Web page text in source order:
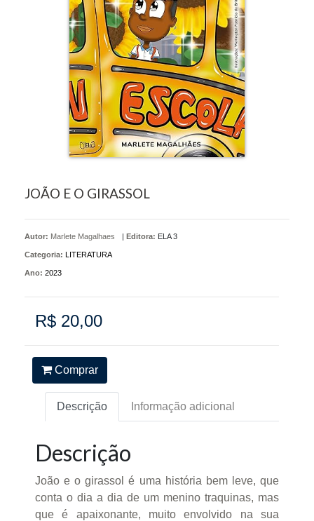
JOÃO E O GIRASSOL
Autor: Marlete Magalhaes Editora: ELA 3
Categoria: LITERATURA
Ano: 2023
R$ 20,00
Comprar
Descrição Informação adicional
Descrição
João e o girassol é uma história bem leve, que
conta o dia a dia de um menino traquinas, mas
que é apaixonante, muito envolvido na sua